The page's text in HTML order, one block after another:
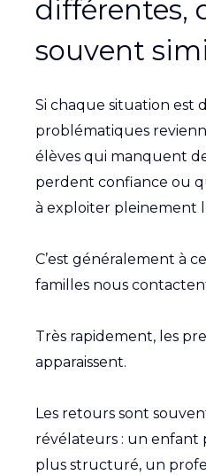
différentes,
souvent
Si chaque situation est
problématiques
élèves qui manquent
perdent confiance ou
à exploiter pleinement
C’est généralement à
familles nous
Très rapidement, les
apparaissent.
Les retours sont
révélateurs : un enfant
plus structuré, un